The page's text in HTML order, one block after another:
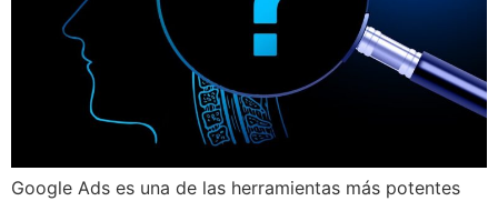
Google Ads es una de las herramientas más potentes